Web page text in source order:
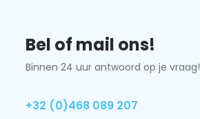
Bel of mail ons!
Binnen 24 uur antwoord op je vraag!
+32 (0)468 089 207